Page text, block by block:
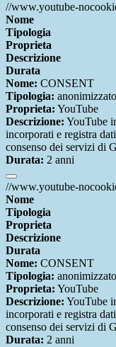
//www.youtube-
Nome
Tipologia
Proprieta
Descrizione
Durata
Nome: CONSENT
Tipologia: anonimizzato
Proprieta: YouTube
Descrizione: YouTube
incorporati e registra
consenso dei servizi di
Durata: 2 anni
//www.youtube-
Nome
Tipologia
Proprieta
Descrizione
Durata
Nome: CONSENT
Tipologia: anonimizzato
Proprieta: YouTube
Descrizione: YouTube
incorporati e registra
consenso dei servizi di
Durata: 2 anni